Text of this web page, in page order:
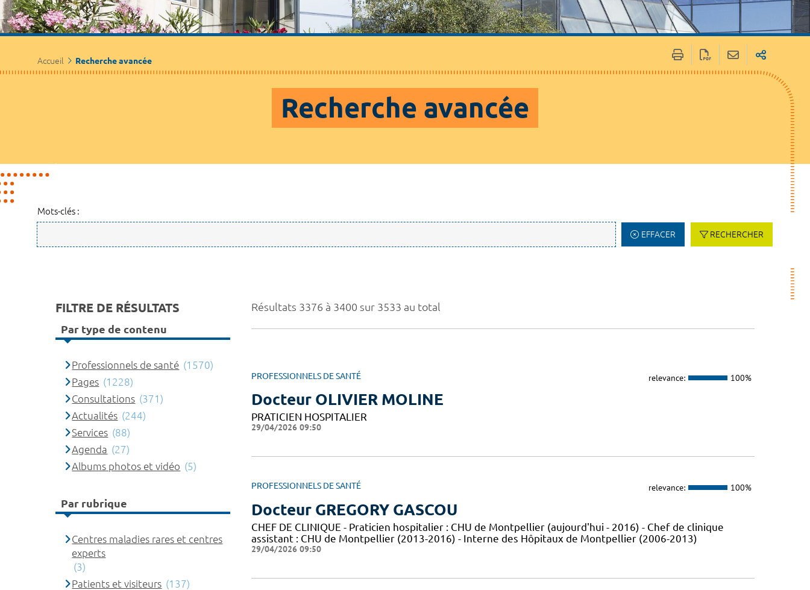
Accueil Recherche avancée
Recherche avancée
Mots-clés :
EFFACER RECHERCHER
Résultats 3376 à 3400 sur 3533 au total
PROFESSIONNELS DE SANTÉ relevance: 100%
Docteur OLIVIER MOLINE
PRATICIEN HOSPITALIER
29/04/2026 09:50
PROFESSIONNELS DE SANTÉ relevance: 100%
Docteur GREGORY GASCOU
CHEF DE CLINIQUE - Praticien hospitalier : CHU de Montpellier (aujourd'hui - 2016) - Chef de clinique
assistant : CHU de Montpellier (2013-2016) - Interne des Hôpitaux de Montpellier (2006-2013)
29/04/2026 09:50
FILTRE DE RÉSULTATS
Par type de contenu
Professionnels de santé (1570)
Pages (1228)
Consultations (371)
Actualités (244)
Services (88)
Agenda (27)
Albums photos et vidéo (5)
Par rubrique
Centres maladies rares et centres
experts
(3)
Patients et visiteurs (137)